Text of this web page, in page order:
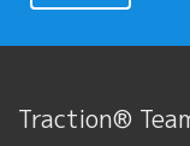
Traction®